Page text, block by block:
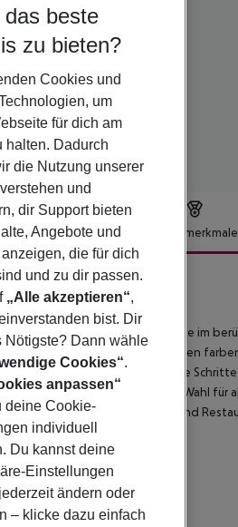
Hotelmerkmale
Lage in einer Fußgängerzone im
überqueren, um die Boquería, den
Barcelonas sind nur wenige
Dieses Hotel ist die perfekte Wahl für
Touristenattraktionen und
beste
zu bieten?
Cookies und
um
für dich am
halten. Dadurch
die Nutzung unserer
und
dir Support bieten
Angebote und
die für dich
und zu dir passen.
„Alle akzeptieren“,
bist. Dir
Nötigste? Dann wähle
Cookies“.
anpassen“
deine Cookie-
individuell
Du kannst deine
Einstellungen
ändern oder
– klicke dazu einfach